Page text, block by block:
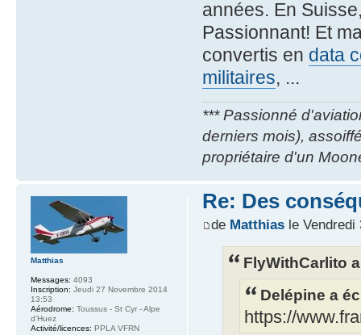
années. En
Passionnant! Et
convertis en data
militaires, ...
*** Passionné
derniers mois),
propriétaire d'un
Re: Des
de Matthiasle Vendredi
FlyWithCarlito
Delépine a
https://
Matthias
Messages: 4093
Inscription: Jeudi 27 Novembre 2014
13:53
Aérodrome: Toussus - St Cyr - Alpe
d'Huez
Activité/licences: PPLA VFRN